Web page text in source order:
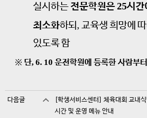
실시하는전문학원은25시
최소화하되 , 교육생 희망에
있도록 함
※ 단, 6. 10 운전학원에 등록한 사람부
다음글
[학생서비스센터] 체육대회 교내
시간 및 운영 메뉴 안내